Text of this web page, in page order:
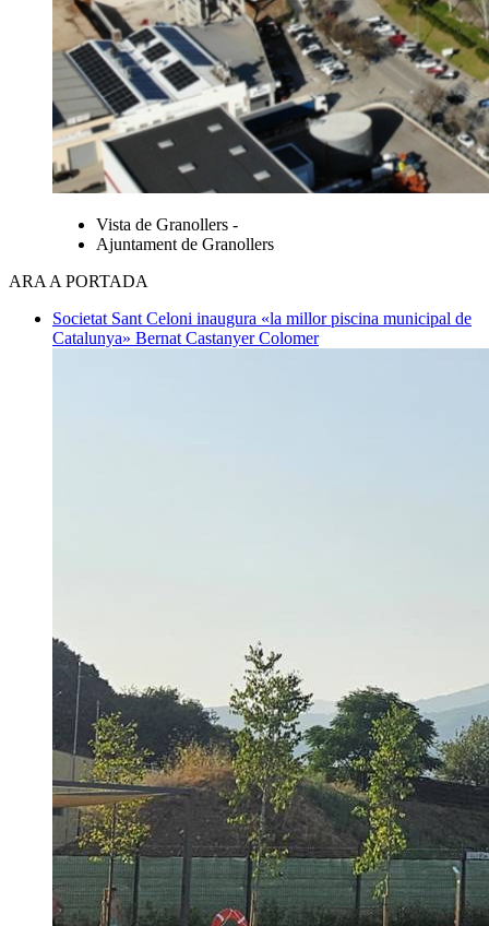
Vista de Granollers -
Ajuntament de Granollers
ARA A PORTADA
Societat Sant Celoni inaugura «la millor piscina municipal de
Catalunya» Bernat Castanyer Colomer